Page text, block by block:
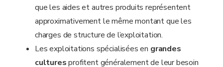
que les aides et autres produits représentent
approximativement le même montant que les
charges de structure de l’exploitation.
Les exploitations spécialisées en grandes
culturesprofitent généralement de leur besoin